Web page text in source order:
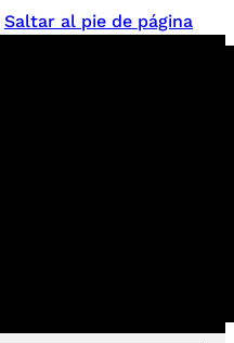
Saltar al pie de página